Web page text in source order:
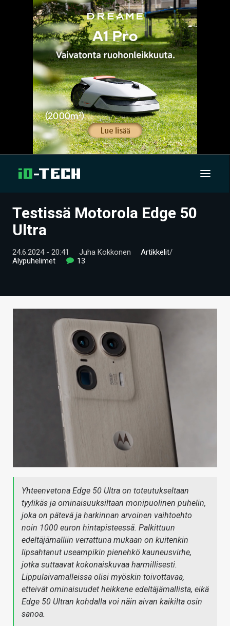
UUTISET
VIDEOT
TIETOA
Testissä Motorola Edge 50
Ultra
24.6.2024 - 20:41 Juha Kokkonen Artikkelit/
Älypuhelimet
13
Yhteenvetona Edge 50 Ultra on toteutukseltaan
tyylikäs ja ominaisuuksiltaan monipuolinen puhelin,
joka on pätevä ja harkinnan arvoinen vaihtoehto
noin 1000 euron hintapisteessä. Palkittuun
edeltäjämalliin verrattuna mukaan on kuitenkin
lipsahtanut useampikin pienehkö kauneusvirhe,
jotka suttaavat kokonaiskuvaa harmillisesti.
Lippulaivamalleissa olisi myöskin toivottavaa,
etteivät ominaisuudet heikkene edeltäjämallista, eikä
Edge 50 Ultran kohdalla voi näin aivan kaikilta osin
sanoa.